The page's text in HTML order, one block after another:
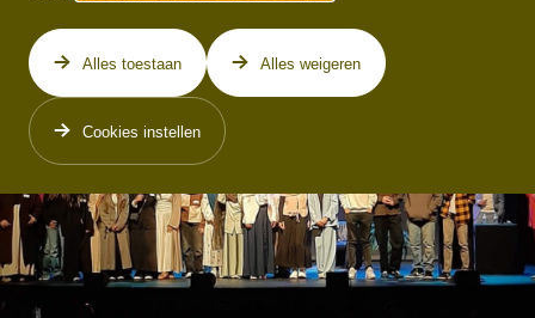
Alles toestaan Alles weigeren
Cookies instellen